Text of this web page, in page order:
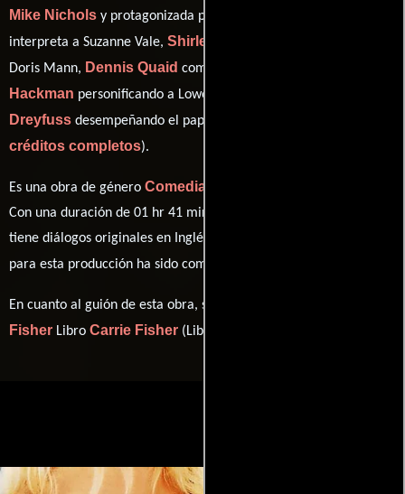
Mike Nichols y protagonizada por
interpreta a Suzanne Vale, Shirley MacLaine
Doris Mann, Dennis Quaid como Jack Faulkner,
Hackman personificando a Lowell Kolchek y
Dreyfuss desempeñando el papel de Doctor Frankenthal (
créditos completos).
Es una obra de género Comedia
Con una duración de 01 hr 41 min (101 minutos), esta película
tiene diálogos originales en Inglés
para esta producción ha sido compuesta por
En cuanto al guión de esta obra, se encuentra a cargo de
Fisher Libro Carrie Fisher (Libro).